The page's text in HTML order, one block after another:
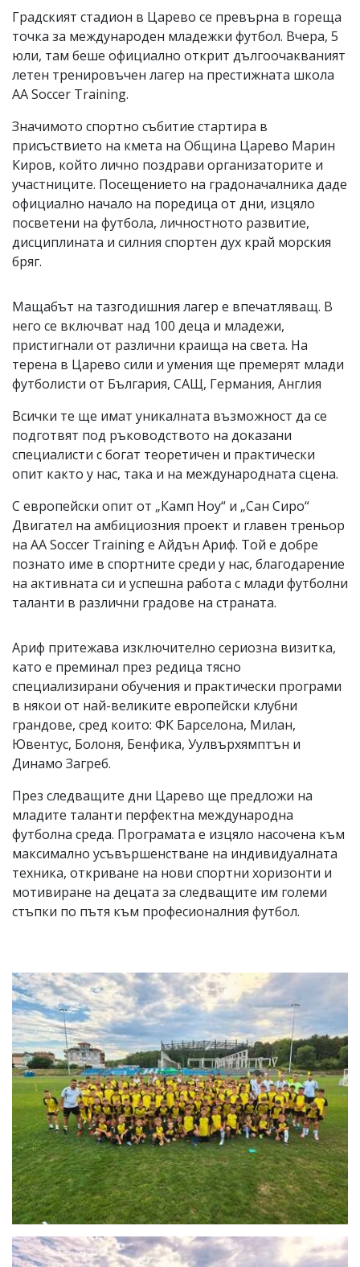
Градският стадион в Царево се превърна в гореща
точка за международен младежки футбол. Вчера, 5
юли, там беше официално открит дългоочакваният
летен тренировъчен лагер на престижната школа
AA Soccer Training.
Значимото спортно събитие стартира в
присъствието на кмета на Община Царево Марин
Киров, който лично поздрави организаторите и
участниците. Посещението на градоначалника даде
официално начало на поредица от дни, изцяло
посветени на футбола, личностното развитие,
дисциплината и силния спортен дух край морския
бряг.
Мащабът на тазгодишния лагер е впечатляващ. В
него се включват над 100 деца и младежи,
пристигнали от различни краища на света. На
терена в Царево сили и умения ще премерят млади
футболисти от България, САЩ, Германия, Англия
Всички те ще имат уникалната възможност да се
подготвят под ръководството на доказани
специалисти с богат теоретичен и практически
опит както у нас, така и на международната сцена.
С европейски опит от „Камп Ноу“ и „Сан Сиро“
Двигател на амбициозния проект и главен треньор
на AA Soccer Training е Айдън Ариф. Той е добре
познато име в спортните среди у нас, благодарение
на активната си и успешна работа с млади футболни
таланти в различни градове на страната.
Ариф притежава изключително сериозна визитка,
като е преминал през редица тясно
специализирани обучения и практически програми
в някои от най-великите европейски клубни
грандове, сред които: ФК Барселона, Милан,
Ювентус, Болоня, Бенфика, Уулвърхямптън и
Динамо Загреб.
През следващите дни Царево ще предложи на
младите таланти перфектна международна
футболна среда. Програмата е изцяло насочена към
максимално усъвършенстване на индивидуалната
техника, откриване на нови спортни хоризонти и
мотивиране на децата за следващите им големи
стъпки по пътя към професионалния футбол.